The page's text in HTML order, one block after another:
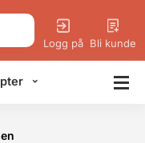
Logg på Bli kunde